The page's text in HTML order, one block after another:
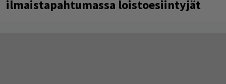
ilmaistapahtumassa loistoesiintyjät